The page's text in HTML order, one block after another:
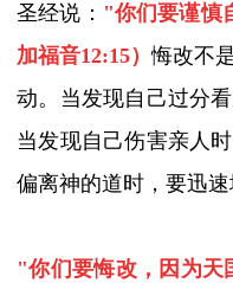
圣经说： "你们要谨慎
加福音12:15）悔改不
动。当发现自己过分
当发现自己伤害亲人
偏离神的道时，要迅速
"你们要悔改，因为天